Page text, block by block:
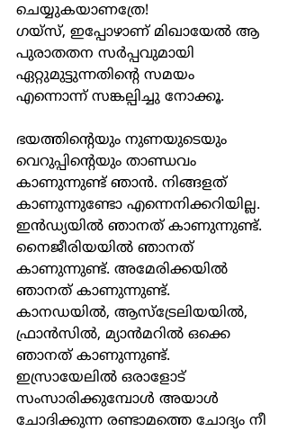
ചെയ്യുകയാണത്രേ!
ഗയ്സ്, ഇപ്പോഴാണ് മിഖായേൽ ആ
പുരാതതന സർപ്പവുമായി
ഏറ്റുമുട്ടുന്നതിൻ്റെ സമയം
എന്നൊന്ന് സങ്കല്പിച്ചു നോക്കൂ.
ഭയത്തിൻ്റെയും നുണയുടെയും
വെറുപ്പിൻ്റെയും താണ്ഡവം
കാണുന്നുണ്ട് ഞാൻ. നിങ്ങളത്
കാണുന്നുണ്ടോ എന്നെനിക്കറിയില്ല.
ഇൻഡ്യയിൽ ഞാനത് കാണുന്നുണ്ട്.
നൈജീരിയയിൽ ഞാനത്
കാണുന്നുണ്ട്. അമേരിക്കയിൽ
ഞാനത് കാണുന്നുണ്ട്.
കാനഡയിൽ, ആസ്ട്രേലിയയിൽ,
ഫ്രാൻസിൽ, മ്യാൻമറിൽ ഒക്കെ
ഞാനത് കാണുന്നുണ്ട്.
ഇസ്രായേലിൽ ഒരാളോട്
സംസാരിക്കുമ്പോൾ അയാൾ
ചോദിക്കുന്ന രണ്ടാമത്തെ ചോദ്യം നീ